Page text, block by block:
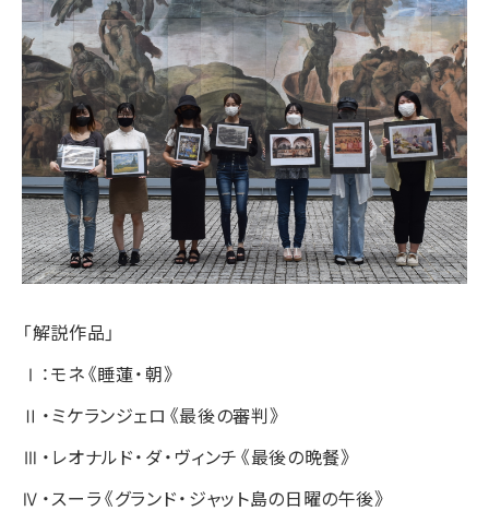
「解説作品」
Ⅰ：モネ《睡蓮・朝》
Ⅱ・ミケランジェロ《最後の審判》
Ⅲ・レオナルド・ダ・ヴィンチ《最後の晩餐》
Ⅳ・スーラ《グランド・ジャット島の日曜の午後》